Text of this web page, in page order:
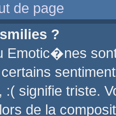
de page
?
Emotic�nes
:( signifie triste.
de la